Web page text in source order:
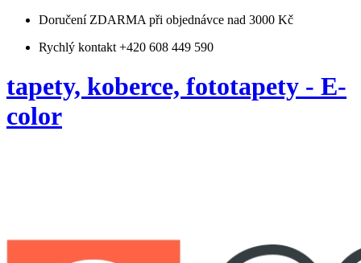
Doručení ZDARMA při objednávce nad 3000 Kč
Rychlý kontakt +420 608 449 590
tapety, koberce, fototapety - E-
color